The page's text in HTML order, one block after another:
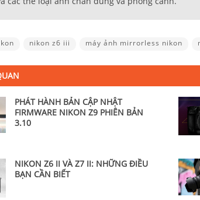
nikon z6 iii máy ảnh mirrorless nikon
PHÁT HÀNH BẢN CẬP NHẬT
FIRMWARE NIKON Z9 PHIÊN BẢN
3.10
NIKON Z6 II VÀ Z7 II: NHỮNG ĐIỀU
BẠN CẦN BIẾT